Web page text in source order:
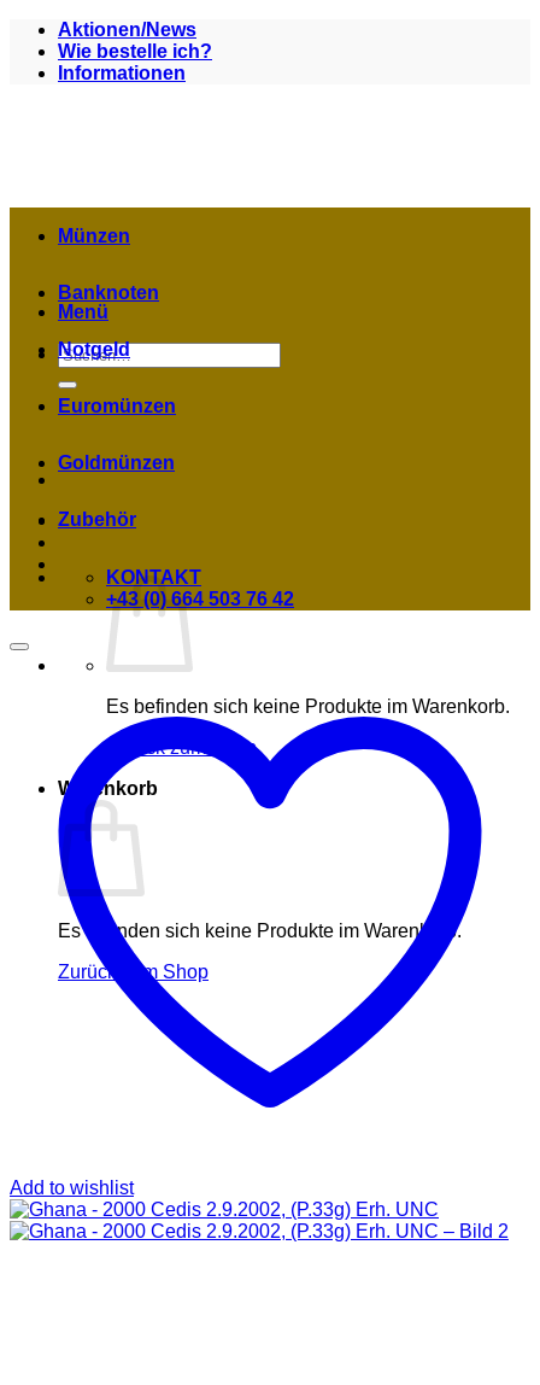
Zum
Inhalt
springen
Aktionen/News
Wie bestelle ich?
Informationen
Menü
Suchen
nach:
Es befinden sich keine Produkte im Warenkorb.
Zurück zum Shop
Warenkorb
Es befinden sich keine Produkte im Warenkorb.
Zurück zum Shop
Münzen
Banknoten
Notgeld
Euromünzen
Goldmünzen
Zubehör
KONTAKT
+43 (0) 664 503 76 42
Add to wishlist